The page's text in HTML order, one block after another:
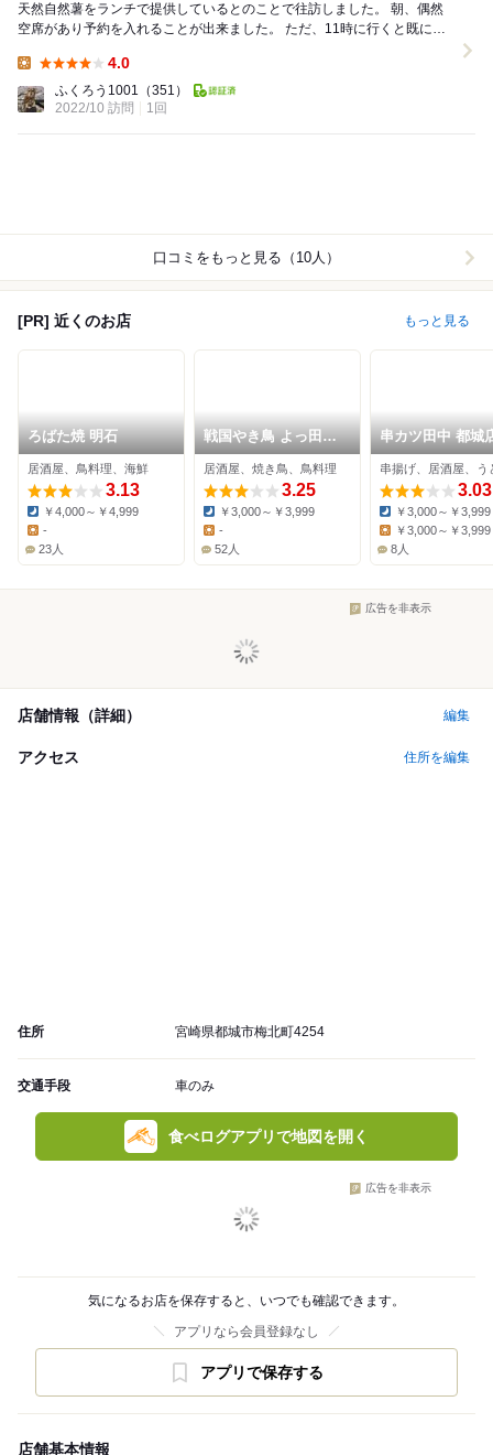
天然自然薯をランチで提供しているとのことで往訪しました。 朝、偶然
空席があり予約を入れることが出来ました。 ただ、11時に行くと既に満
4.0
ふくろう1001 （351）
2022/10 訪問
1回
口コミをもっと見る（10人）
[PR] 近くのお店 もっと見る
ろばた焼 明石
居酒屋、鳥料理、海鮮
3.13
Dinner:
￥4,000～￥4,999
Lunch:
-
23人
戦国やき鳥 よっ田や
栄町店
居酒屋、焼き鳥、鳥料理
3.25
Dinner:
￥3,000～￥3,999
Lunch:
-
52人
串カツ田中 都城
串揚げ、居酒屋、う
3.03
Dinner:
￥3,000～￥3,999
Lunch:
￥3,000～￥3,999
8人
広告を非表示
店舗情報（詳細） 編集
アクセス 住所を編集
住所 宮崎県都城市梅北町4254
交通手段 車のみ
食べログアプリで地図を開く
広告を非表示
気になるお店を保存すると、いつでも確認できます。
アプリなら会員登録なし
アプリで保存する
店舗基本情報